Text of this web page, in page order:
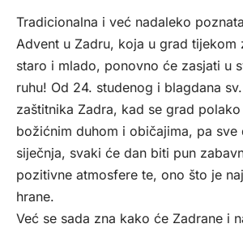
Tradicionalna i već nadaleko
Advent u Zadru, koja u grad tijekom
staro i mlado, ponovno će zasjati u
ruhu! Od 24. studenog i blagdana
zaštitnika Zadra, kad se grad
božićnim duhom i običajima, pa sve
siječnja, svaki će dan biti pun
pozitivne atmosfere te, ono što je
hrane.
Već se sada zna kako će Zadrane i